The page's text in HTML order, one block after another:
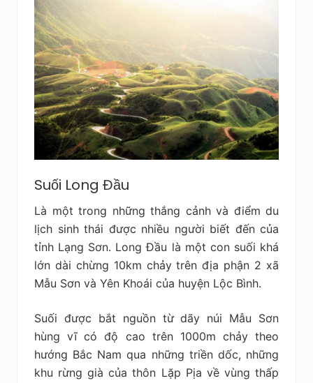
Suối Long Đầu
Là một trong những thắng cảnh và điểm du
lịch sinh thái được nhiều người biết đến của
tỉnh Lạng Sơn. Long Đầu là một con suối khá
lớn dài chừng 10km chảy trên địa phận 2 xã
Mẫu Sơn và Yên Khoái của huyện Lộc Bình.
Suối được bắt nguồn từ dãy núi Mẫu Sơn
hùng vĩ có độ cao trên 1000m chảy theo
hướng Bắc Nam qua những triền dốc, những
khu rừng già của thôn Lặp Pịa về vùng thấp